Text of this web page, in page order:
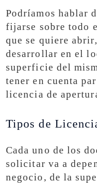
Podríamos hablar
fijarse sobre todo
que se quiere
desarrollar en el
superficie del
tener en cuenta
licencia de
Tipos de
Cada uno de los
solicitar va a
negocio, de la